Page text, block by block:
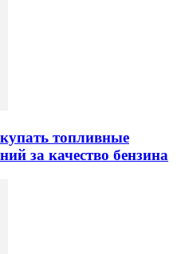
топливные
за качество бензина